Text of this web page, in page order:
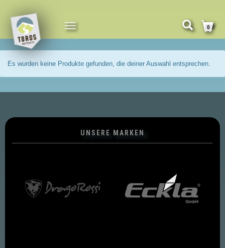
NAVIGATION
UMSCHALTEN
0
Es wurden keine Produkte gefunden, die deiner Auswahl entsprechen.
UNSERE MARKEN